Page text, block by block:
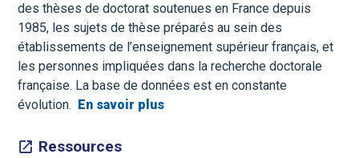
des thèses de doctorat soutenues en France depuis
1985, les sujets de thèse préparés au sein des
établissements de l’enseignement supérieur français, et
les personnes impliquées dans la recherche doctorale
française. La base de données est en constante
évolution.
En savoir plus
Ressources